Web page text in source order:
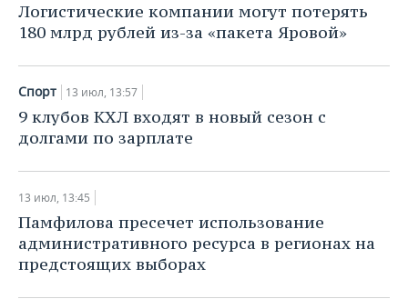
Логистические компании могут потерять
180 млрд рублей из-за «пакета Яровой»
Спорт 13 июл, 13:57
9 клубов КХЛ входят в новый сезон с
долгами по зарплате
13 июл, 13:45
Памфилова пресечет использование
административного ресурса в регионах на
предстоящих выборах